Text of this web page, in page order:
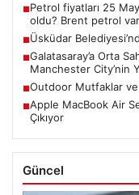
■Petrol fiyatları 25
oldu? Brent petrol
■Üsküdar
■Galatasaray’a Orta
Manchester City’nin
■Outdoor Mutfaklar ve
■Apple MacBook Air
Çıkıyor
Güncel